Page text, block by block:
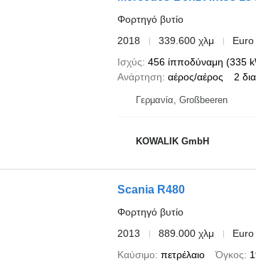
Φορτηγό βυτίο
2018
339.600 χλμ
Euro
Ισχύς 456 ίπποδύναμη (335
Ανάρτηση αέρος/αέρος 2
Γερμανία, Großbeeren
KOWALIK GmbH
Scania R480
Φορτηγό βυτίο
2013
889.000 χλμ
Euro
Καύσιμο πετρέλαιο Όγκος